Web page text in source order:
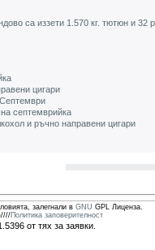
са иззети 1.570 кг. тютюн и 32
цигари
септемврийка
и ръчно направени цигари
залегнали в GNU GPL Лиценза.
////Политика заповерителност
от тях за заявки.